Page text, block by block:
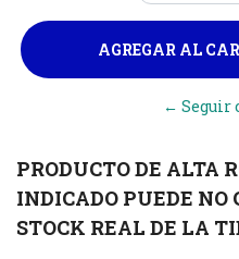
← Seguir
PRODUCTO DE ALTA
INDICADO PUEDE NO
STOCK REAL DE LA